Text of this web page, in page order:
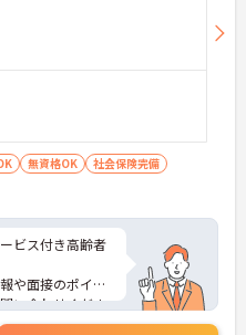
無資格OK
社会保険完備
ビス付き高齢者
や面接のポイン
い合わせくださ